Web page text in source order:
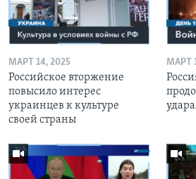
МАРТ 14, 2025
Российское вторжение
повысило интерес
украинцев к культуре
своей страны
МАРТ